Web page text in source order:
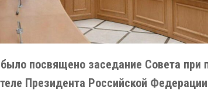
посвящено заседание Совета при
Президента Российской